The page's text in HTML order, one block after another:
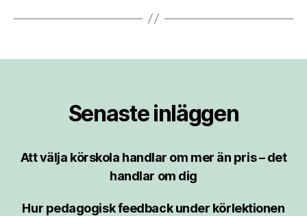
Senaste inläggen
Att välja körskola handlar om mer än pris – det
handlar om dig
Hur pedagogisk feedback under körlektionen